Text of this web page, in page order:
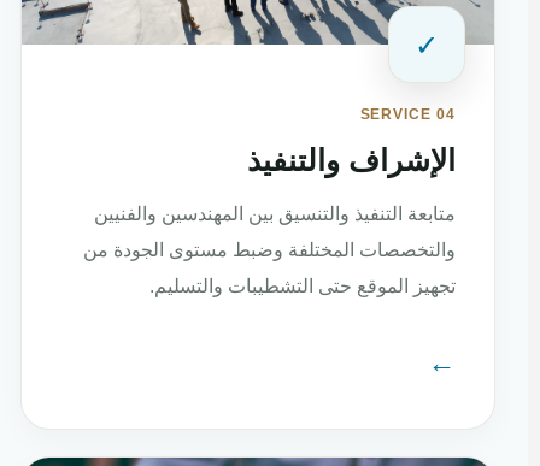
✓
SERVICE 04
الإشراف والتنفيذ
متابعة التنفيذ والتنسيق بين المهندسين والفنيين
والتخصصات المختلفة وضبط مستوى الجودة من
تجهيز الموقع حتى التشطيبات والتسليم.
←